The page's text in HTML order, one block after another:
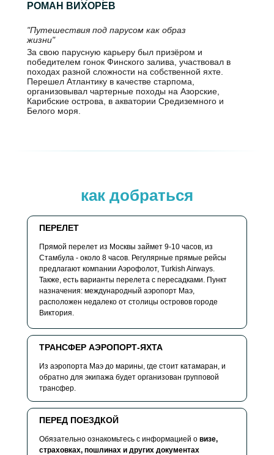
РОМАН ВИХОРЕВ
За свою парусную карьеру был призёром и
победителем гонок Финского залива, участвовал в
походах разной сложности на собственной яхте.
Перешел Атлантику в качестве старпома,
организовывал чартерные походы на Азорские,
Карибские острова, в акватории Средиземного и
Белого моря.
"Путешествия под парусом как образ
жизни"
как добраться
Прямой перелет из Москвы займет 9-10 часов, из
Стамбула - около 8 часов. Регулярные прямые рейсы
предлагают компании Аэрофолот, Turkish Airways.
Также, есть варианты перелета с пересадками. Пункт
назначения: международный аэропорт Маэ,
расположен недалеко от столицы островов городе
Виктория.
ПЕРЕЛЕТ
Обязательно ознакомьтесь с информацией о визе,
страховках, пошлинах и других документах
ПЕРЕД ПОЕЗДКОЙ
Из аэропорта Маэ до марины, где стоит катамаран, и
обратно для экипажа будет организован групповой
трансфер.
ТРАНСФЕР АЭРОПОРТ-ЯХТА